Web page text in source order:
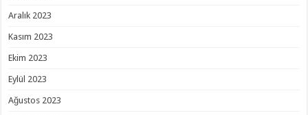
Aralık 2023
Kasım 2023
Ekim 2023
Eylül 2023
Ağustos 2023